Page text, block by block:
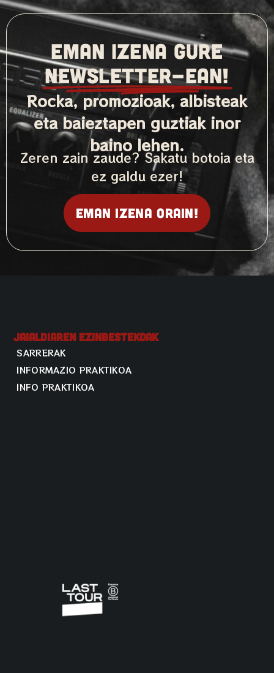
EMAN IZENA GURE
NEWSLETTER-ean!
Rocka, promozioak, albisteak
eta baieztapen guztiak inor
baino lehen.
Zeren zain zaude? Sakatu botoia eta
ez galdu ezer!
Eman izena orain!
Jaialdiaren Ezinbestekoak
SARRERAK
INFORMAZIO PRAKTIKOA
INFO PRAKTIKOA